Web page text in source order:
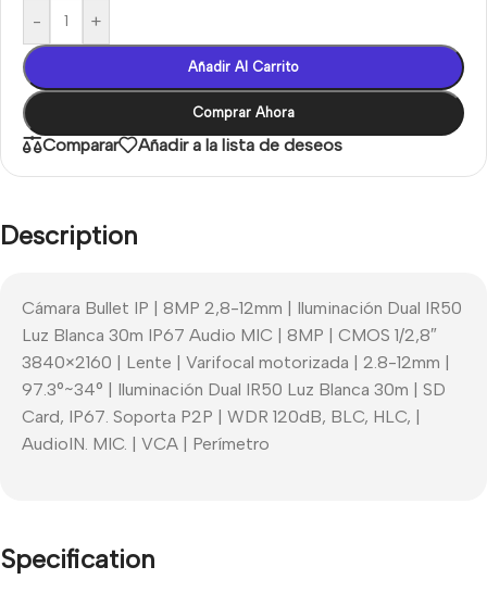
- +
Añadir Al Carrito
Comprar Ahora
Comparar Añadir a la lista de deseos
Description
Cámara Bullet IP | 8MP 2,8-12mm | Iluminación Dual IR50
Luz Blanca 30m IP67 Audio MIC | 8MP | CMOS 1/2,8″
3840×2160 | Lente | Varifocal motorizada | 2.8-12mm |
97.3°~34° | Iluminación Dual IR50 Luz Blanca 30m | SD
Card, IP67. Soporta P2P | WDR 120dB, BLC, HLC, |
AudioIN. MIC. | VCA | Perímetro
Specification